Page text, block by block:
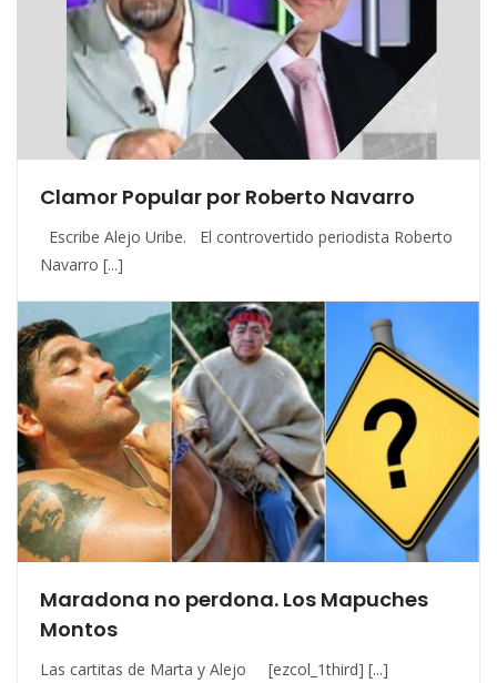
Clamor Popular por Roberto Navarro
Escribe Alejo Uribe. El controvertido periodista Roberto
Navarro [...]
Maradona no perdona. Los Mapuches
Montos
Las cartitas de Marta y Alejo [ezcol_1third] [...]